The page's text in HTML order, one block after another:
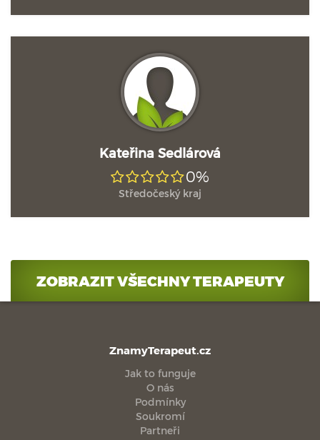
Kateřina Sedlárová
0%
Středočeský kraj
ZOBRAZIT VŠECHNY TERAPEUTY
ZnamyTerapeut.cz
Jak to funguje
O nás
Podmínky
Soukromí
Partneři